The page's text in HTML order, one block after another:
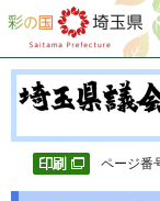
彩の国 埼玉県
ページ番